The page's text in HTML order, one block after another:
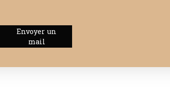
Envoyer un
mail